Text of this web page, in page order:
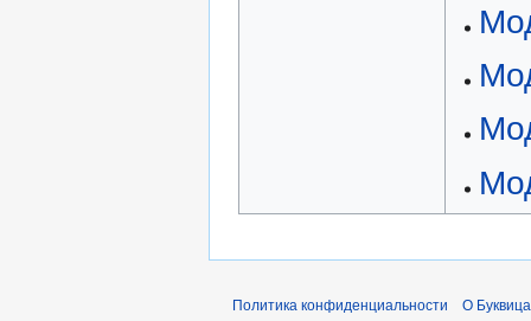
Политика конфиденциальности О Буквица